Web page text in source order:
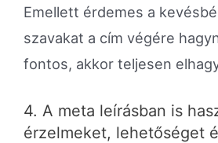
Emellett érdemes a
szavakat a cím végére
fontos, akkor teljesen
4. A meta leírásban is
érzelmeket, lehetőséget